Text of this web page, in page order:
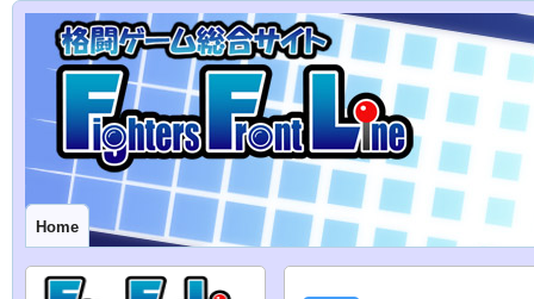
Home